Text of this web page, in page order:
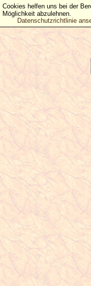
Cookies helfen uns bei der
Möglichkeit abzulehnen.
Datenschutzrichtlinie